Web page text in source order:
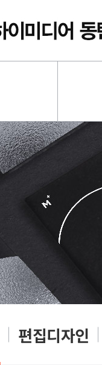
편집디자인